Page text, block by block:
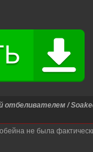
/
не была